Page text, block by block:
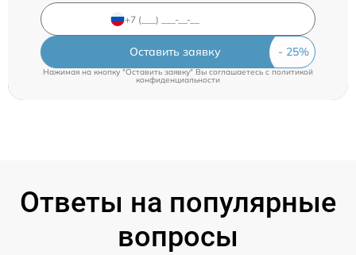
Оставить заявку
Нажимая на кнопку "Оставить заявку" Вы соглашаетесь c политикой
конфиденциальности
Ответы на популярные
вопросы